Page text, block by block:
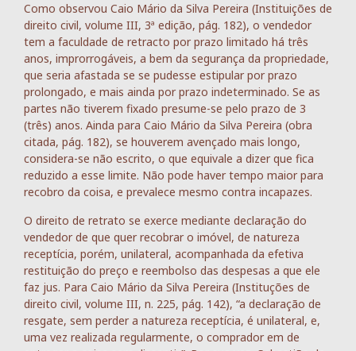
Como observou Caio Mário da Silva Pereira (Instituições de
direito civil, volume III, 3ª edição, pág. 182), o vendedor
tem a faculdade de retracto por prazo limitado há três
anos, improrrogáveis, a bem da segurança da propriedade,
que seria afastada se se pudesse estipular por prazo
prolongado, e mais ainda por prazo indeterminado. Se as
partes não tiverem fixado presume-se pelo prazo de 3
(três) anos. Ainda para Caio Mário da Silva Pereira (obra
citada, pág. 182), se houverem avençado mais longo,
considera-se não escrito, o que equivale a dizer que fica
reduzido a esse limite. Não pode haver tempo maior para
recobro da coisa, e prevalece mesmo contra incapazes.
O direito de retrato se exerce mediante declaração do
vendedor de que quer recobrar o imóvel, de natureza
receptícia, porém, unilateral, acompanhada da efetiva
restituição do preço e reembolso das despesas a que ele
faz jus. Para Caio Mário da Silva Pereira (Instituções de
direito civil, volume III, n. 225, pág. 142), “a declaração de
resgate, sem perder a natureza receptícia, é unilateral, e,
uma vez realizada regularmente, o comprador em de